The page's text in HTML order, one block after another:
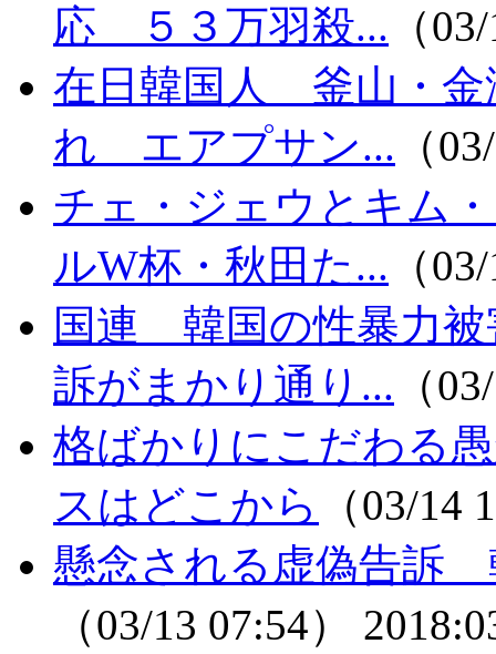
応 ５３万羽殺... （
在日韓国人 釜山・金
れ エアプサン... （
チェ・ジェウとキム
ルW杯・秋田た... （
国連 韓国の性暴力被
訴がまかり通り... （
格ばかりにこだわる
スはどこから
（03/14
懸念される虚偽告訴
（03/13 07:54）